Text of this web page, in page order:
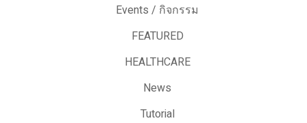
Events / กิจกรรม
FEATURED
HEALTHCARE
News
Tutorial